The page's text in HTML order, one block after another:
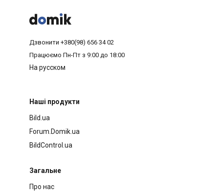



Дзвонити +380(98) 656 34 02
Працюємо Пн-Пт з 9:00 до 18:00
На русском
Наші продукти
Bild.ua
Forum.Domik.ua
BildControl.ua
Загальне
Про нас